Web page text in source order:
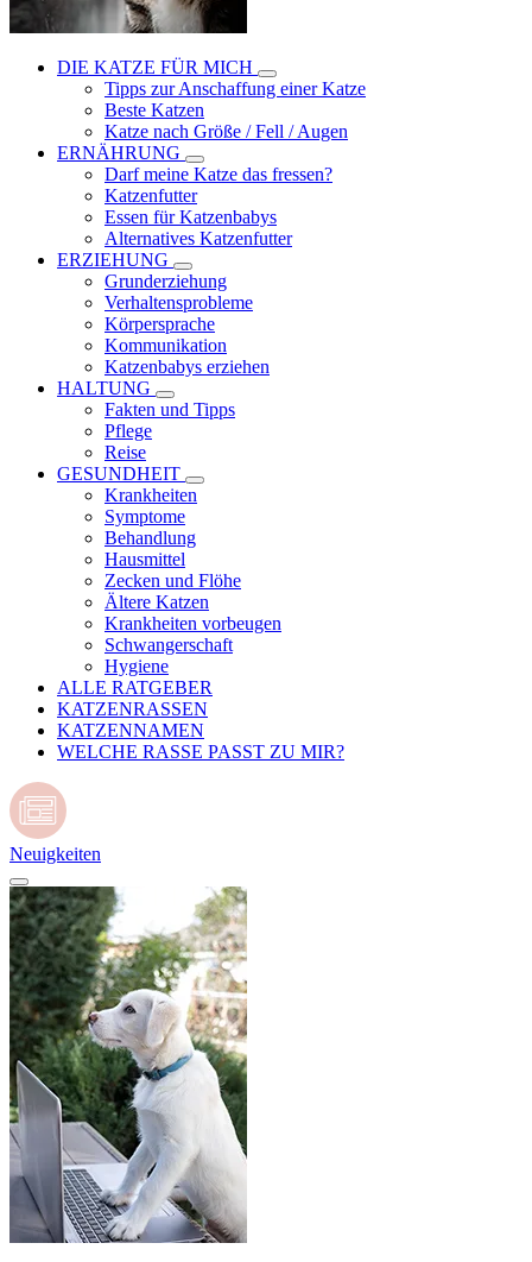
DIE KATZE FÜR MICH
Tipps zur Anschaffung einer Katze
Beste Katzen
Katze nach Größe / Fell / Augen
ERNÄHRUNG
Darf meine Katze das fressen?
Katzenfutter
Essen für Katzenbabys
Alternatives Katzenfutter
ERZIEHUNG
Grunderziehung
Verhaltensprobleme
Körpersprache
Kommunikation
Katzenbabys erziehen
HALTUNG
Fakten und Tipps
Pflege
Reise
GESUNDHEIT
Krankheiten
Symptome
Behandlung
Hausmittel
Zecken und Flöhe
Ältere Katzen
Krankheiten vorbeugen
Schwangerschaft
Hygiene
ALLE RATGEBER
KATZENRASSEN
KATZENNAMEN
WELCHE RASSE PASST ZU MIR?
Neuigkeiten